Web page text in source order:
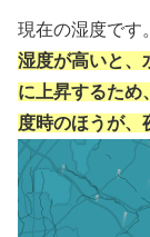
現在の湿度です。
湿度が高いと、
に上昇するため
度時のほうが、